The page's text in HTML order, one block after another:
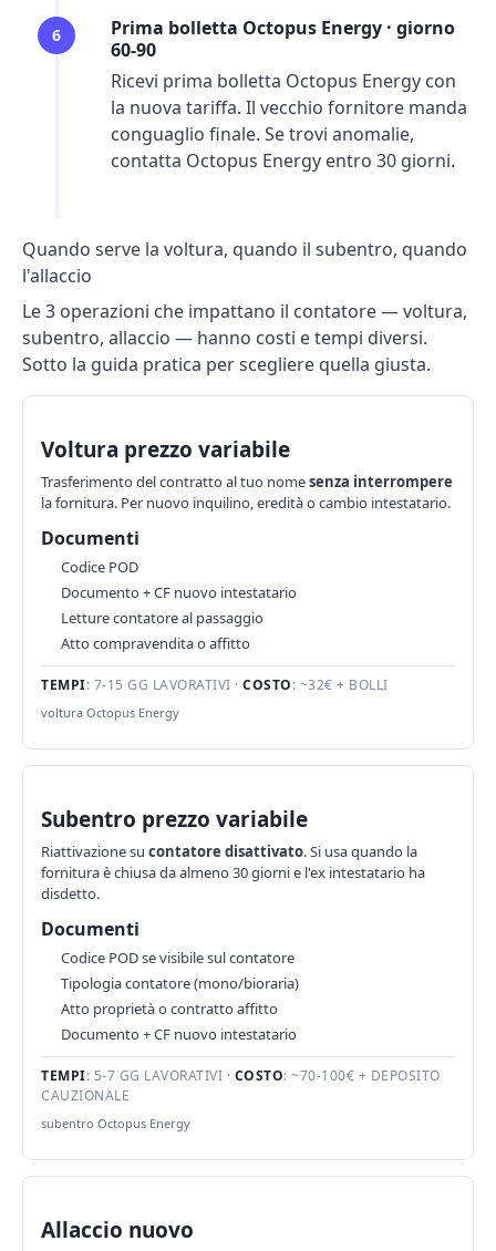
6
Prima bolletta Octopus Energy · giorno
60-90
Ricevi prima bolletta Octopus Energy con
la nuova tariffa. Il vecchio fornitore manda
conguaglio finale. Se trovi anomalie,
contatta Octopus Energy entro 30 giorni.
Quando serve la voltura, quando il subentro, quando
l'allaccio
Le 3 operazioni che impattano il contatore — voltura,
subentro, allaccio — hanno costi e tempi diversi.
Sotto la guida pratica per scegliere quella giusta.
Voltura prezzo variabile
Trasferimento del contratto al tuo nomesenza interrompere
la fornitura. Per nuovo inquilino, eredità o cambio intestatario.
Documenti
Codice POD
Documento + CF nuovo intestatario
Letture contatore al passaggio
Atto compravendita o affitto
TEMPI: 7-15 GG LAVORATIVI · COSTO: ~32€ + BOLLI
voltura Octopus Energy
Subentro prezzo variabile
Riattivazione su contatore disattivato. Si usa quando la
fornitura è chiusa da almeno 30 giorni e l'ex intestatario ha
disdetto.
Documenti
Codice POD se visibile sul contatore
Tipologia contatore (mono/bioraria)
Atto proprietà o contratto affitto
Documento + CF nuovo intestatario
TEMPI: 5-7 GG LAVORATIVI · COSTO: ~70-100€ + DEPOSITO
CAUZIONALE
subentro Octopus Energy
Allaccio nuovo